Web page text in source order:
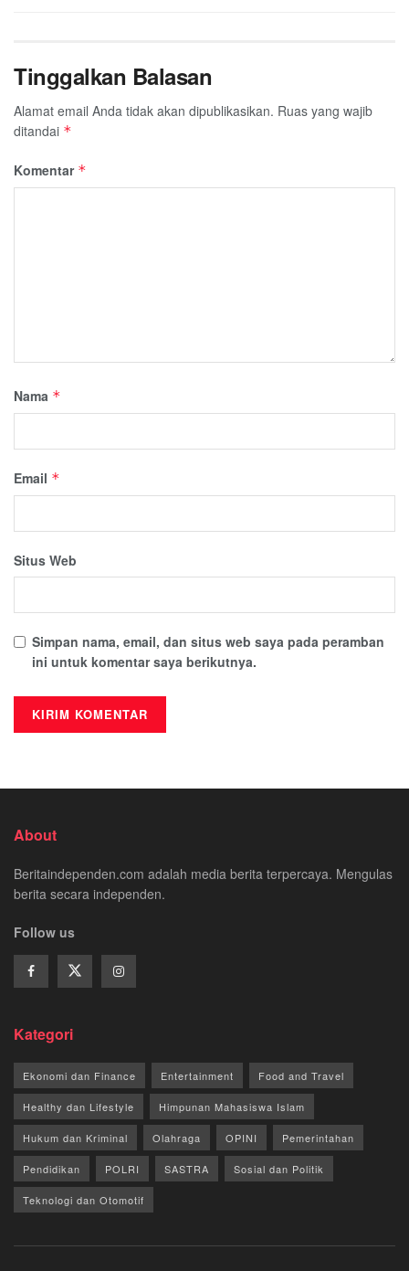
Tinggalkan Balasan
Alamat email Anda tidak akan dipublikasikan. Ruas yang wajib
ditandai *
Komentar *
Nama *
Email *
Situs Web
Simpan nama, email, dan situs web saya pada peramban
ini untuk komentar saya berikutnya.
About
Beritaindependen.com adalah media berita terpercaya. Mengulas
berita secara independen.
Follow us
Kategori
Ekonomi dan Finance Entertainment Food and Travel
Healthy dan Lifestyle Himpunan Mahasiswa Islam
Hukum dan Kriminal Olahraga OPINI Pemerintahan
Pendidikan POLRI SASTRA Sosial dan Politik
Teknologi dan Otomotif